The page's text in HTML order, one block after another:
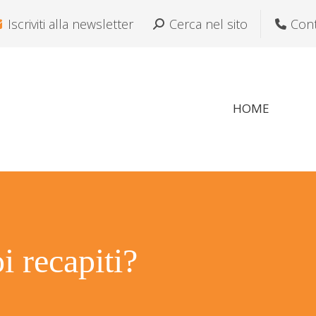
Iscriviti alla newsletter Cerca:Cerca nel sito
HOME
recapiti?